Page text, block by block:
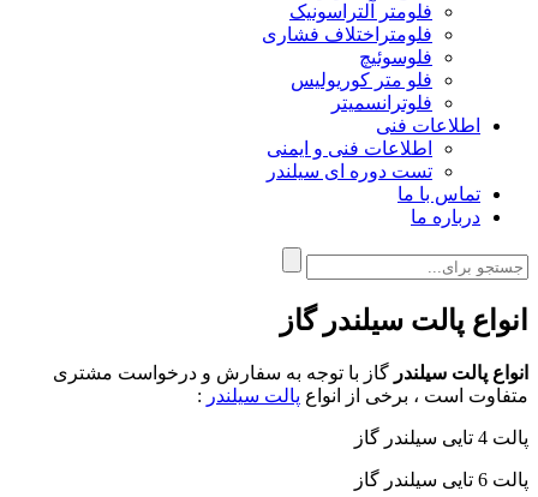
فلومتر آلتراسونیک
فلومتراختلاف فشاری
فلوسوئیچ
فلو متر کوریولیس
فلوترانسمیتر
اطلاعات فنی
اطلاعات فنی و ایمنی
تست دوره ای سیلندر
تماس با ما
درباره ما
انواع پالت سیلندر گاز
انواع پالت سیلندر گاز با توجه به سفارش و درخواست مشتری
متفاوت است ، برخی از انواع پالت سیلندر :
پالت 4 تایی سیلندر گاز
پالت 6 تایی سیلندر گاز